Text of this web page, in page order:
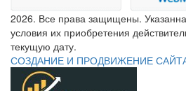
2026. Все права защищены.
условия их приобретения
текущую дату.
СОЗДАНИЕ И ПРОДВИЖЕНИЕ